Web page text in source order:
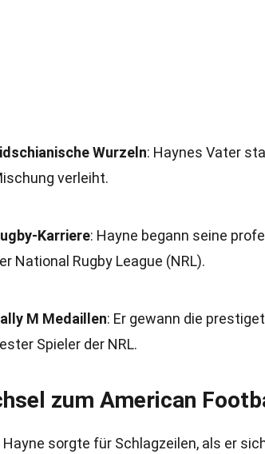
Wurzeln: Haynes Vater
verleiht.
Karriere: Hayne begann seine
National Rugby League (NRL).
M Medaillen: Er gewann die
Spieler der NRL.
zum American
sorgte für Schlagzeilen, als er